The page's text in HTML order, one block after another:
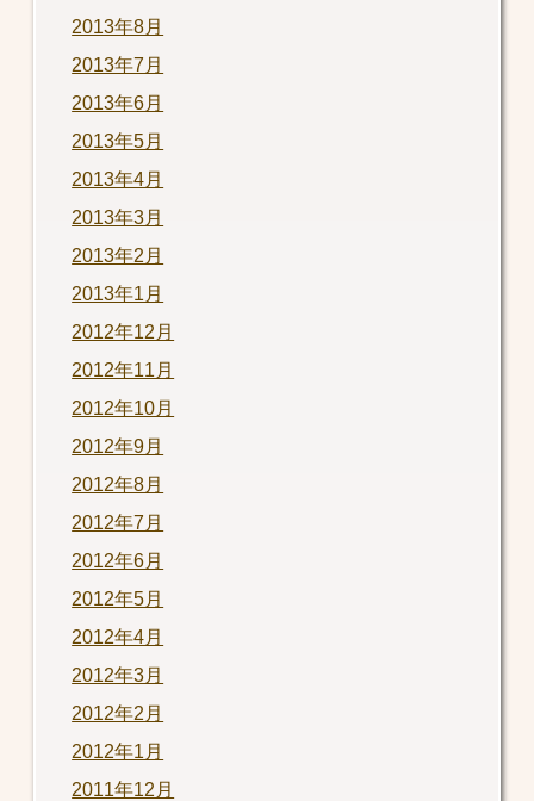
2013年8月
2013年7月
2013年6月
2013年5月
2013年4月
2013年3月
2013年2月
2013年1月
2012年12月
2012年11月
2012年10月
2012年9月
2012年8月
2012年7月
2012年6月
2012年5月
2012年4月
2012年3月
2012年2月
2012年1月
2011年12月